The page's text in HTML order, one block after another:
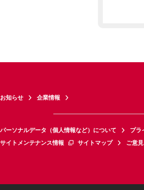
お知らせ 企業情報
パーソナルデータ（個人情報など）について プラ
サイトメンテナンス情報
サイトマップ ご意